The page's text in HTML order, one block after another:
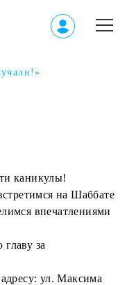
каникулы!
на Шаббате
впечатлениями
за
ул. Максима